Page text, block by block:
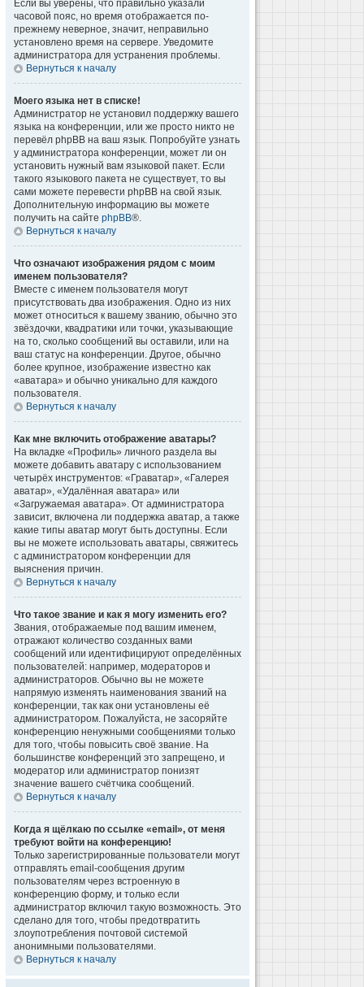
Если вы уверены, что правильно указали
часовой пояс, но время отображается по-
прежнему неверное, значит, неправильно
установлено время на сервере. Уведомите
администратора для устранения проблемы.
Вернуться к началу
Моего языка нет в списке!
Администратор не установил поддержку вашего
языка на конференции, или же просто никто не
перевёл phpBB на ваш язык. Попробуйте узнать
у администратора конференции, может ли он
установить нужный вам языковой пакет. Если
такого языкового пакета не существует, то вы
сами можете перевести phpBB на свой язык.
Дополнительную информацию вы можете
получить на сайте phpBB®.
Вернуться к началу
Что означают изображения рядом с моим
именем пользователя?
Вместе с именем пользователя могут
присутствовать два изображения. Одно из них
может относиться к вашему званию, обычно это
звёздочки, квадратики или точки, указывающие
на то, сколько сообщений вы оставили, или на
ваш статус на конференции. Другое, обычно
более крупное, изображение известно как
«аватара» и обычно уникально для каждого
пользователя.
Вернуться к началу
Как мне включить отображение аватары?
На вкладке «Профиль» личного раздела вы
можете добавить аватару с использованием
четырёх инструментов: «Граватар», «Галерея
аватар», «Удалённая аватара» или
«Загружаемая аватара». От администратора
зависит, включена ли поддержка аватар, а также
какие типы аватар могут быть доступны. Если
вы не можете использовать аватары, свяжитесь
с администратором конференции для
выяснения причин.
Вернуться к началу
Что такое звание и как я могу изменить его?
Звания, отображаемые под вашим именем,
отражают количество созданных вами
сообщений или идентифицируют определённых
пользователей: например, модераторов и
администраторов. Обычно вы не можете
напрямую изменять наименования званий на
конференции, так как они установлены её
администратором. Пожалуйста, не засоряйте
конференцию ненужными сообщениями только
для того, чтобы повысить своё звание. На
большинстве конференций это запрещено, и
модератор или администратор понизят
значение вашего счётчика сообщений.
Вернуться к началу
Когда я щёлкаю по ссылке «email», от меня
требуют войти на конференцию!
Только зарегистрированные пользователи могут
отправлять email-сообщения другим
пользователям через встроенную в
конференцию форму, и только если
администратор включил такую возможность. Это
сделано для того, чтобы предотвратить
злоупотребления почтовой системой
анонимными пользователями.
Вернуться к началу